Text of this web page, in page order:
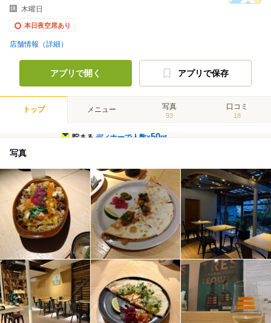
木曜日
本日夜空席あり
店舗情報（詳細）
アプリで開く アプリで保存
トップ メニュー 写真
93
口コミ
18
貯まるディナーで人数×50pt
写真